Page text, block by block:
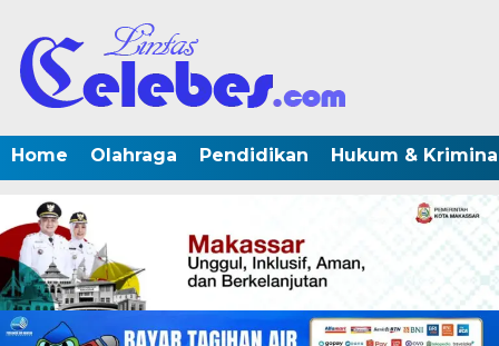
Home Olahraga Pendidikan Hukum &